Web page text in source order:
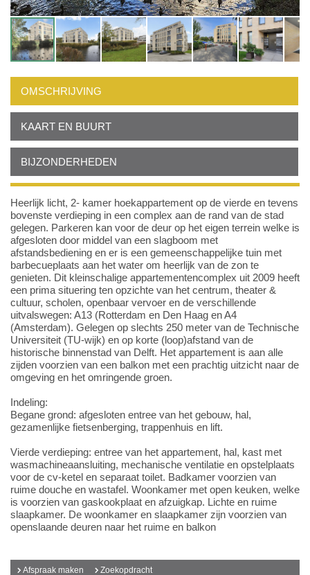
OMSCHRIJVING
KAART EN BUURT
BIJZONDERHEDEN
Heerlijk licht, 2- kamer hoekappartement op de vierde en tevens
bovenste verdieping in een complex aan de rand van de stad
gelegen. Parkeren kan voor de deur op het eigen terrein welke is
afgesloten door middel van een slagboom met
afstandsbediening en er is een gemeenschappelijke tuin met
barbecueplaats aan het water om heerlijk van de zon te
genieten. Dit kleinschalige appartementencomplex uit 2009 heeft
een prima situering ten opzichte van het centrum, theater &
cultuur, scholen, openbaar vervoer en de verschillende
uitvalswegen: A13 (Rotterdam en Den Haag en A4
(Amsterdam). Gelegen op slechts 250 meter van de Technische
Universiteit (TU-wijk) en op korte (loop)afstand van de
historische binnenstad van Delft. Het appartement is aan alle
zijden voorzien van een balkon met een prachtig uitzicht naar de
omgeving en het omringende groen.
Indeling:
Begane grond: afgesloten entree van het gebouw, hal,
gezamenlijke fietsenberging, trappenhuis en lift.
Vierde verdieping: entree van het appartement, hal, kast met
wasmachineaansluiting, mechanische ventilatie en opstelplaats
voor de cv-ketel en separaat toilet. Badkamer voorzien van
ruime douche en wastafel. Woonkamer met open keuken, welke
is voorzien van gaskookplaat en afzuigkap. Lichte en ruime
slaapkamer. De woonkamer en slaapkamer zijn voorzien van
openslaande deuren naar het ruime en balkon
Afspraak maken Zoekopdracht